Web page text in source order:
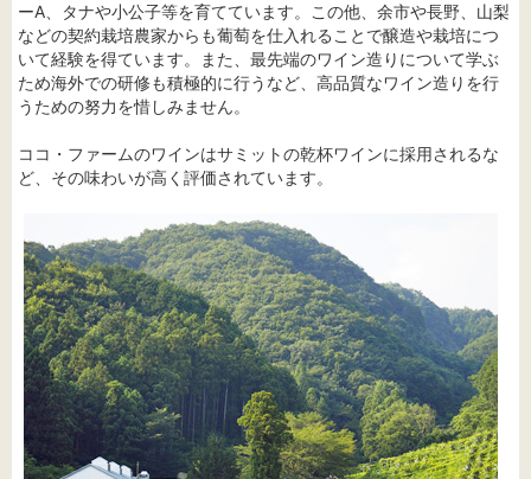
ーA、タナや小公子等を育てています。この他、余市や長野、山梨
などの契約栽培農家からも葡萄を仕入れることで醸造や栽培につ
いて経験を得ています。また、最先端のワイン造りについて学ぶ
ため海外での研修も積極的に行うなど、高品質なワイン造りを行
うための努力を惜しみません。
ココ・ファームのワインはサミットの乾杯ワインに採用されるな
ど、その味わいが高く評価されています。